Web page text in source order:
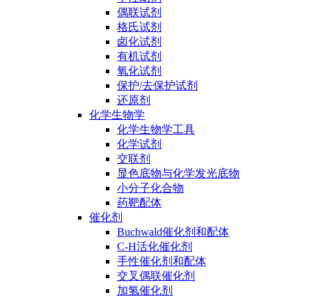
偶联试剂
格氏试剂
卤化试剂
有机试剂
氧化试剂
保护/去保护试剂
还原剂
化学生物学
化学生物学工具
化学试剂
交联剂
显色底物与化学发光底物
小分子化合物
药靶配体
催化剂
Buchwald催化剂和配体
C-H活化催化剂
手性催化剂和配体
交叉偶联催化剂
加氢催化剂